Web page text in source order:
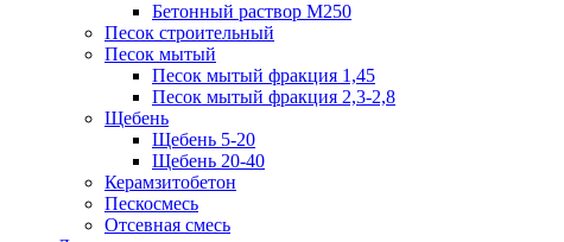
Бетонный раствор М250
Песок строительный
Песок мытый
Песок мытый фракция 1,45
Песок мытый фракция 2,3-2,8
Щебень
Щебень 5-20
Щебень 20-40
Керамзитобетон
Пескосмесь
Отсевная смесь